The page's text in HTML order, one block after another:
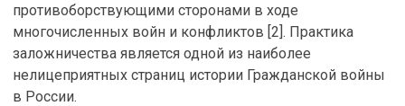
противоборствующими сторонами в ходе
многочисленных войн и конфликтов [2]. Практика
заложничества является одной из наиболее
нелицеприятных страниц истории Гражданской войны
в России.